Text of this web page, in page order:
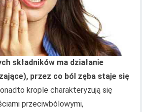
składników ma działanie
przez co ból zęba staje się
krople charakteryzują się
przeciwbólowymi,